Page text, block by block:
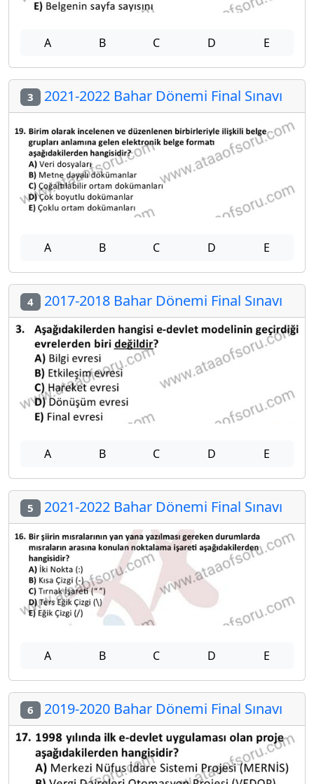
A B C D E
3 2021-2022 Bahar Dönemi Final Sınavı
A B C D E
4 2017-2018 Bahar Dönemi Final Sınavı
A B C D E
5 2021-2022 Bahar Dönemi Final Sınavı
A B C D E
6 2019-2020 Bahar Dönemi Final Sınavı